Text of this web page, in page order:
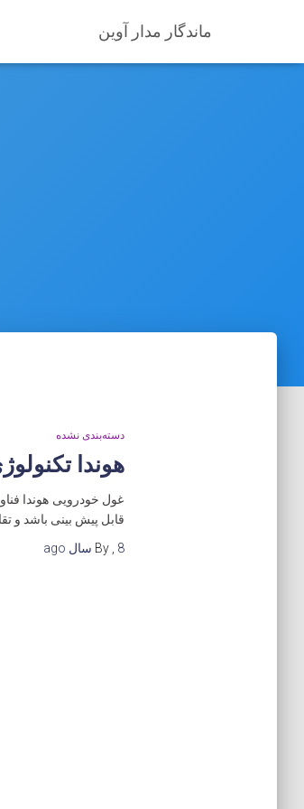
ماندگار مدار آوین
دسته‌بندی نشده
هوندا
غول خودرویی هوندا
قابل پیش بینی باشد و تقاطعات تقریبا 40 درصد از تصادفات را تشکیل می دهند.
By
8 سال